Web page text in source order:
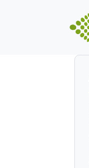
Direkt zum Inhalt